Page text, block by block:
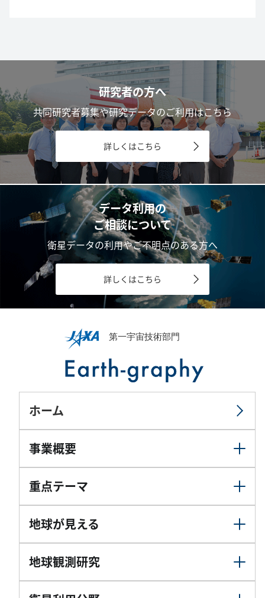
研究者の方へ
共同研究者募集や研究データのご利用はこちら
詳しくはこちら
データ利用の
ご相談について
衛星データの利用やご不明点のある方へ
詳しくはこちら
ホーム
事業概要
重点テーマ
地球が見える
地球観測研究